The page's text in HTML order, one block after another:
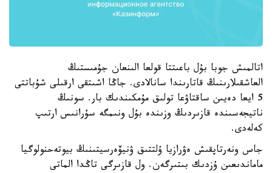
اتالمىش جوبا بۇل باعىتتا قولعا الىنعان جۇمىستىڭ
العاشقىلارىنىڭ قاتارىندا سانالادى. جاڭا اشىتقى ارقىلى شۇباتتى
5 ايعا دەيىن ساقتاۋعا تولىق مۇمكىندىك بار. سونىڭ
ناتيجەسىندە قازىردىڭ وزىندە بۇل ونىمگە سۇرانىس ارتىپ
كەلەدى.
جاس ونەرتاپقىش ەۋرازيا ۇلتتىق ۋنيۆەرسيتىنىڭ بيوتەحنولوگيا
ماماندىعىن ۇزدىك بىتىرگەن. ول قازىرگى تاڭدا الماتى